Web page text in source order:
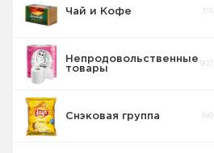
Конфеты
Сушка
Чай и Кофе 315
Непродовольственные
товары
907
Снэковая группа 190